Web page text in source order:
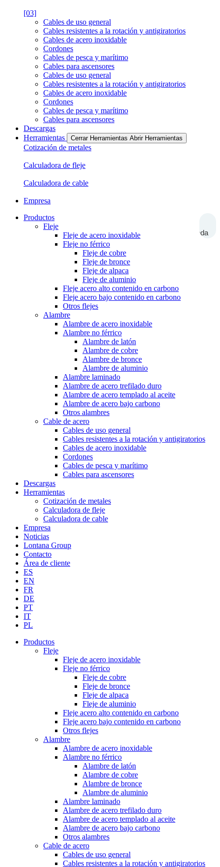
[03]
Cables de uso general
Cables resistentes a la rotación y antigiratorios
Cables de acero inoxidable
Cordones
Cables de pesca y marítimo
Cables para ascensores
Cables de uso general
Cables resistentes a la rotación y antigiratorios
Cables de acero inoxidable
Cordones
Cables de pesca y marítimo
Cables para ascensores
Descargas
Herramientas
Cerrar Herramientas Abrir Herramientas
Cotización de metales
Calculadora de fleje
Calculadora de cable
Empresa
Búsqueda
Productos
Fleje
Fleje de acero inoxidable
Fleje no férrico
Fleje de cobre
Fleje de bronce
Fleje de alpaca
Fleje de aluminio
Fleje acero alto contenido en carbono
Fleje acero bajo contenido en carbono
Otros flejes
Alambre
Alambre de acero inoxidable
Alambre no férrico
Alambre de latón
Alambre de cobre
Alambre de bronce
Alambre de aluminio
Alambre laminado
Alambre de acero trefilado duro
Alambre de acero templado al aceite
Alambre de acero bajo carbono
Otros alambres
Cable de acero
Cables de uso general
Cables resistentes a la rotación y antigiratorios
Cables de acero inoxidable
Cordones
Cables de pesca y marítimo
Cables para ascensores
Descargas
Herramientas
Cotización de metales
Calculadora de fleje
Calculadora de cable
Empresa
Noticias
Lontana Group
Contacto
Área de cliente
ES
EN
FR
DE
PT
IT
PL
Productos
Fleje
Fleje de acero inoxidable
Fleje no férrico
Fleje de cobre
Fleje de bronce
Fleje de alpaca
Fleje de aluminio
Fleje acero alto contenido en carbono
Fleje acero bajo contenido en carbono
Otros flejes
Alambre
Alambre de acero inoxidable
Alambre no férrico
Alambre de latón
Alambre de cobre
Alambre de bronce
Alambre de aluminio
Alambre laminado
Alambre de acero trefilado duro
Alambre de acero templado al aceite
Alambre de acero bajo carbono
Otros alambres
Cable de acero
Cables de uso general
Cables resistentes a la rotación y antigiratorios